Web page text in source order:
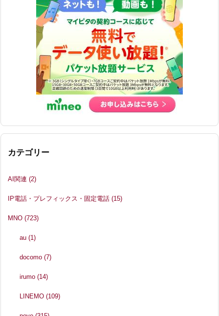
カテゴリー
AI関連 (2)
IP電話・プレフィックス・固定電話 (15)
MNO (723)
au(1)
docomo(7)
irumo(14)
LINEMO(109)